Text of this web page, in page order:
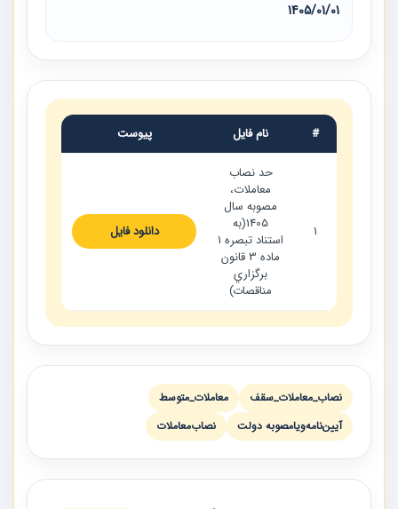
1405/01/01
# نام فایل پیوست
1
حد نصاب
معاملات،
مصوبه سال
1405(به
استناد تبصره 1
ماده 3 قانون
برگزاري
مناقصات)
دانلود فایل
نصاب_معاملات_سقف
معاملات_متوسط
آيين‌نامه‌ويا‌مصوبه دولت
نصاب‌معاملات